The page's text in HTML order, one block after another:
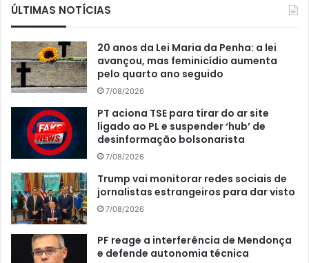
ÚLTIMAS NOTÍCIAS
20 anos da Lei Maria da Penha: a lei
avançou, mas feminicídio aumenta
pelo quarto ano seguido
7/08/2026
PT aciona TSE para tirar do ar site
ligado ao PL e suspender ‘hub’ de
desinformação bolsonarista
7/08/2026
Trump vai monitorar redes sociais de
jornalistas estrangeiros para dar visto
7/08/2026
PF reage a interferência de Mendonça
e defende autonomia técnica